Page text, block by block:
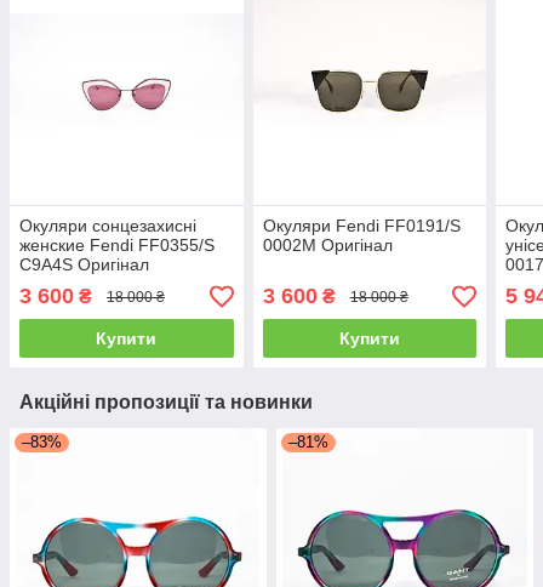
Окуляри сонцезахисні
женские Fendi FF0355/S
C9A4S Оригінал
3 600 ₴ 18 000 ₴
Купити
Окуляри Fendi FF0191/S
0002M Оригінал
3 600₴ 18 000 ₴
Купити
5
Акційні пропозиції та новинки
–83% –81%